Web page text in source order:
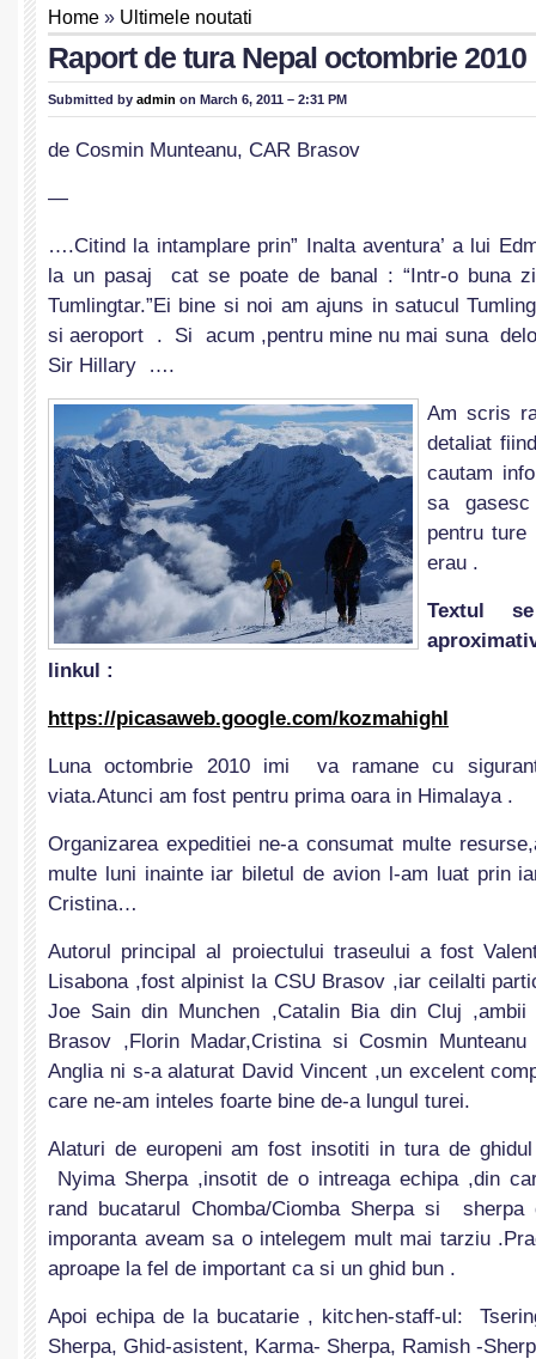
Home » Ultimele noutati
Raport de tura Nepal octombrie 2010
Submitted by admin on March 6, 2011 – 2:31 PM
de Cosmin Munteanu, CAR Brasov
—
….Citind la intamplare prin” Inalta aventura’ a lui
la un pasaj cat se poate de banal : “Intr-o buna
Tumlingtar.”Ei bine si noi am ajuns in satucul
si aeroport . Si acum ,pentru mine nu mai suna
Sir Hillary ….
Am scris
detaliat
cautam
sa
pentru ture
erau .
Textul
linkul :
https://picasaweb.google.com/kozmahighl
Luna octombrie 2010 imi va ramane cu
viata.Atunci am fost pentru prima oara in Himalaya .
Organizarea expeditiei ne-a consumat multe
multe luni inainte iar biletul de avion l-am luat prin
Cristina…
Autorul principal al proiectului traseului a fost
Lisabona ,fost alpinist la CSU Brasov ,iar ceilalti
Joe Sain din Munchen ,Catalin Bia din Cluj
Brasov ,Florin Madar,Cristina si Cosmin
Anglia ni s-a alaturat David Vincent ,un excelent
care ne-am inteles foarte bine de-a lungul turei.
Alaturi de europeni am fost insotiti in tura de
Nyima Sherpa ,insotit de o intreaga echipa ,din
rand bucatarul Chomba/Ciomba Sherpa si
imporanta aveam sa o intelegem mult mai tarziu
aproape la fel de important ca si un ghid bun .
Apoi echipa de la bucatarie , kitchen-staff-ul:
Sherpa, Ghid-asistent, Karma- Sherpa, Ramish -